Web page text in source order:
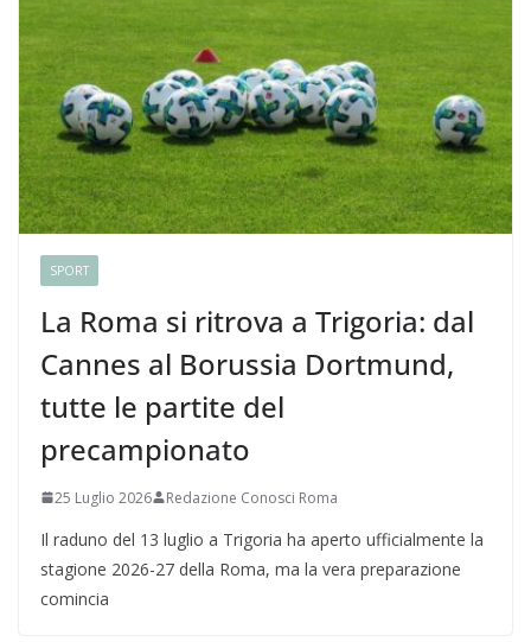
SPORT
La Roma si ritrova a Trigoria: dal
Cannes al Borussia Dortmund,
tutte le partite del
precampionato
25 Luglio 2026 Redazione Conosci Roma
Il raduno del 13 luglio a Trigoria ha aperto ufficialmente la
stagione 2026-27 della Roma, ma la vera preparazione
comincia